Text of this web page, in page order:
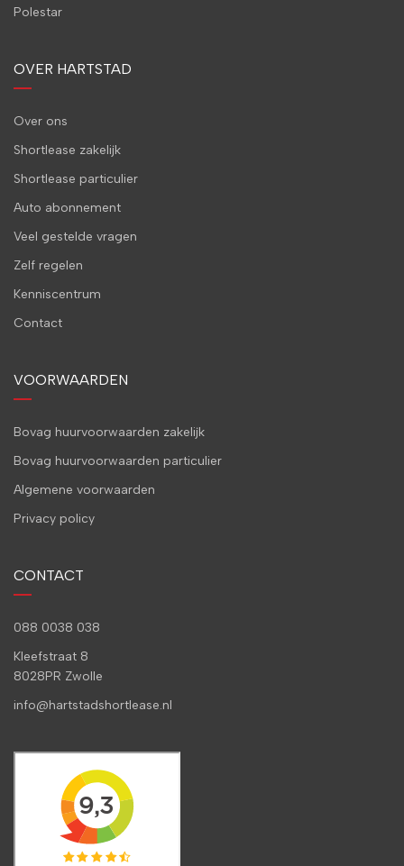
Polestar
OVER HARTSTAD
Over ons
Shortlease zakelijk
Shortlease particulier
Auto abonnement
Veel gestelde vragen
Zelf regelen
Kenniscentrum
Contact
VOORWAARDEN
Bovag huurvoorwaarden zakelijk
Bovag huurvoorwaarden particulier
Algemene voorwaarden
Privacy policy
CONTACT
088 0038 038
Kleefstraat 8
8028PR Zwolle
info@hartstadshortlease.nl